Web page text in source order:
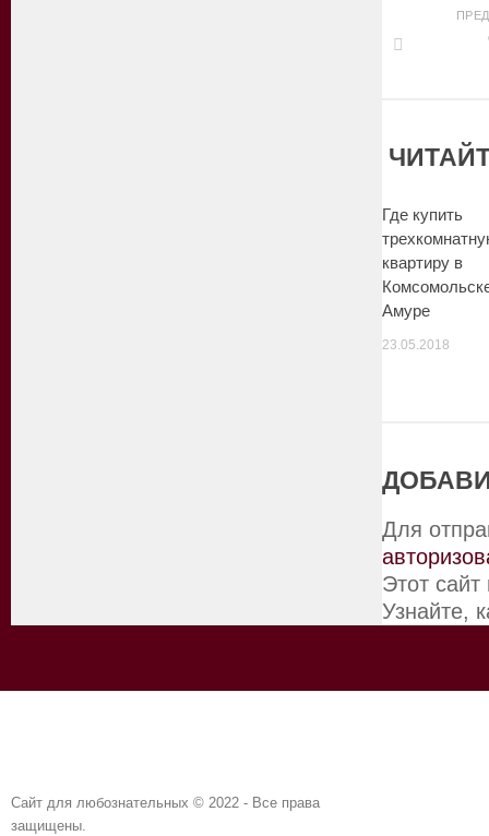
Где купить
квартиру в
Амуре
23.05.2018
Для
Этот
Узнайте,
Сайт для любознательных © 2022 - Все права
защищены.